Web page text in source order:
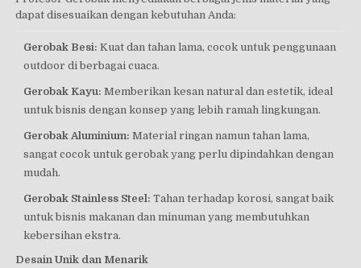
dapat disesuaikan dengan kebutuhan Anda:
Gerobak Besi: Kuat dan tahan lama, cocok untuk penggunaan
outdoor di berbagai cuaca.
Gerobak Kayu: Memberikan kesan natural dan estetik, ideal
untuk bisnis dengan konsep yang lebih ramah lingkungan.
Gerobak Aluminium: Material ringan namun tahan lama,
sangat cocok untuk gerobak yang perlu dipindahkan dengan
mudah.
Gerobak Stainless Steel: Tahan terhadap korosi, sangat baik
untuk bisnis makanan dan minuman yang membutuhkan
kebersihan ekstra.
Desain Unik dan Menarik